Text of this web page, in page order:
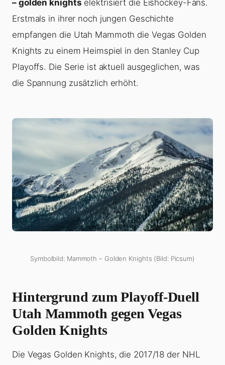
– golden knights elektrisiert die Eishockey-Fans.
Erstmals in ihrer noch jungen Geschichte
empfangen die Utah Mammoth die Vegas Golden
Knights zu einem Heimspiel in den Stanley Cup
Playoffs. Die Serie ist aktuell ausgeglichen, was
die Spannung zusätzlich erhöht.
Symbolbild: Mammoth – Golden Knights (Bild: Picsum)
Hintergrund zum Playoff-Duell
Utah Mammoth gegen Vegas
Golden Knights
Die Vegas Golden Knights, die 2017/18 der NHL